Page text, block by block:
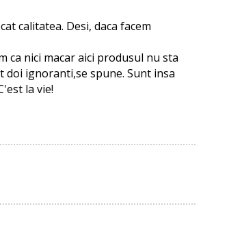
calitatea. Desi, daca facem
ca nici macar aici produsul nu sta
doi ignoranti,se spune. Sunt insa
la vie!